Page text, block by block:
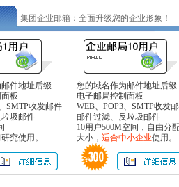
集团企业邮箱：全面升级您的企业形象！
件地址后缀
板
SMTP收发邮件
圾邮件
究使用。
您的域名作为邮件地址后缀
电子邮局控制面板
WEB、POP3、SMTP收发
邮件过滤、反垃圾邮件
10用户500M空间，自由分
大小， 适合中小企业使用。